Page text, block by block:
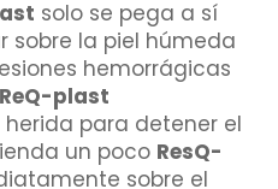
solo se pega a sí
sobre la piel húmeda
hemorrágicas
ReQ-plast
para detener el
un poco ResQ-
sobre el